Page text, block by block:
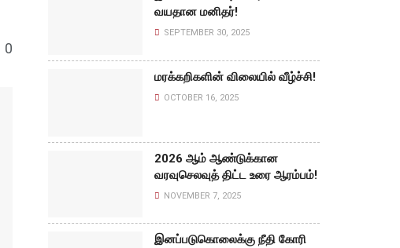
0
வயதான மனிதர்!
SEPTEMBER 30, 2025
மரக்கறிகளின் விலையில் வீழ்ச்சி!
OCTOBER 16, 2025
2026 ஆம் ஆண்டுக்கான
வரவுசெலவுத் திட்ட உரை ஆரம்பம்!
NOVEMBER 7, 2025
இனப்படுகொலைக்கு நீதி கோரி